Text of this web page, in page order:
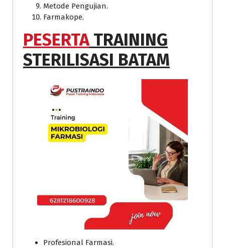
Metode Pengujian.
Farmakope.
PESERTA TRAINING
STERILISASI BATAM
Profesional Farmasi.